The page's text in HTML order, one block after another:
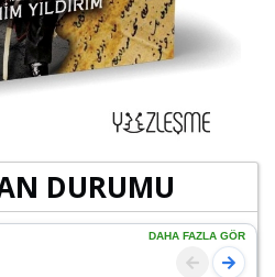
DURUMU
DAHA FAZLA GÖR